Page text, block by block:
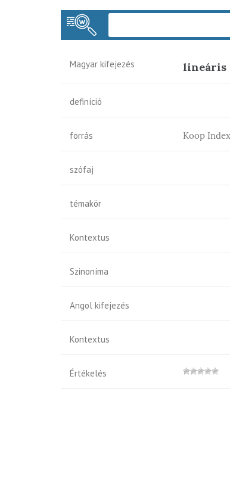
Magyar kifejezés lineáris
definíció
forrás Koop Index
szófaj
témakör
Kontextus
Szinoníma
Angol kifejezés
Kontextus
Értékelés